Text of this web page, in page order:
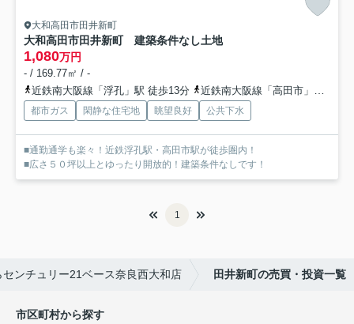
大和高田市田井新町
大和高田市田井新町 建築条件なし土地
1,080万円
- / 169.77㎡ / -
近鉄南大阪線「浮孔」駅 徒歩13分
近鉄南大阪線「高田市」駅 徒歩15分
都市ガス 閑静な住宅地 眺望良好 公共下水
■通勤通学も楽々！近鉄浮孔駅・高田市駅が徒歩圏内！
■広さ５０坪以上とゆったり開放的！建築条件なしです！
1
ンチュリー21ベース奈良西大和店 田井新町の売買・投資一覧
市区町村から探す